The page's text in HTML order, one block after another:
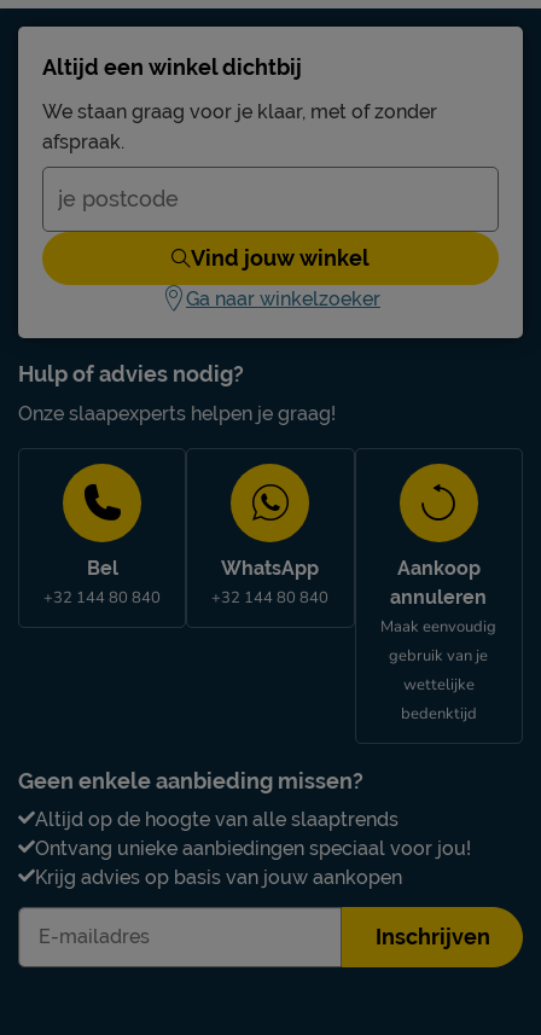
Hulp of advies nodig?
Onze slaapexperts helpen je graag!
Bel
+32 144 80 840
WhatsApp
+32 144 80 840
Aankoop
annuleren
Maak eenvoudig
gebruik van je
wettelijke
bedenktijd
Geen enkele aanbieding missen?
Altijd op de hoogte van alle slaaptrends
Ontvang unieke aanbiedingen speciaal voor jou!
Krijg advies op basis van jouw aankopen
Inschrijven
Altijd een winkel dichtbij
We staan graag voor je klaar, met of zonder
afspraak.
Vind jouw winkel
Ga naar winkelzoeker